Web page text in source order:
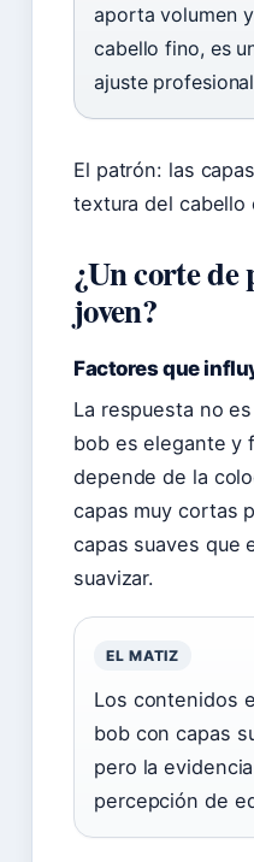
aporta volumen
cabello fino, es
ajuste
El patrón: las
textura del cabello
¿Un corte de
joven?
Factores que
La respuesta no
bob es elegante y
depende de la
capas muy cortas
capas suaves que
suavizar.
EL MATIZ
Los contenidos
bob con capas
pero la
percepción de